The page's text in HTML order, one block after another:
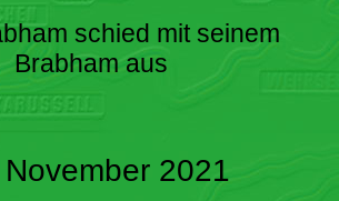
schied mit seinem
Brabham aus
2021